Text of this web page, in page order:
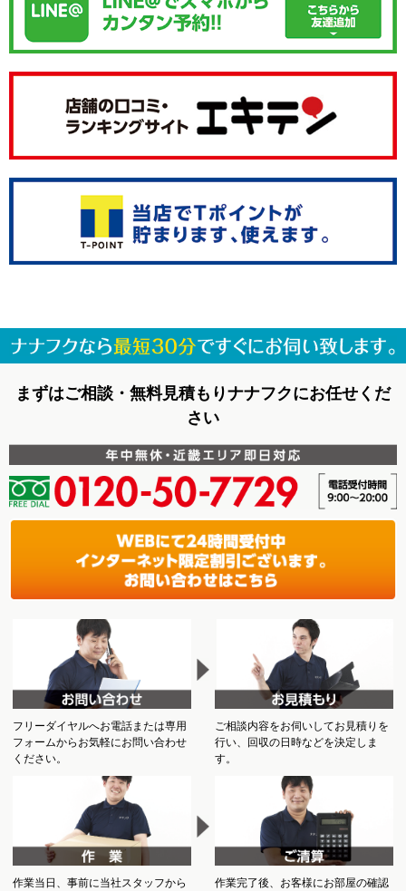
まずはご相談・無料見積もりナナフクにお任せくだ
さい
フリーダイヤルへお電話または専用
フォームからお気軽にお問い合わせ
ください。
ご相談内容をお伺いしてお見積りを
行い、回収の日時などを決定しま
す。
作業当日、事前に当社スタッフから
作業完了後、お客様にお部屋の確認